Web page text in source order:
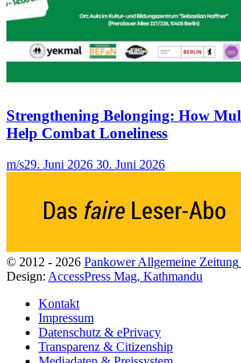
Strengthening Belonging: How
Help Combat Loneliness
m/s29. Juni 2026 30. Juni 2026
© 2012 - 2026 Pankower Allgemeine Zeitung
Design: AccessPress Mag, Kathmandu
Kontakt
Impressum
Datenschutz & ePrivacy
Transparenz & Citizenship